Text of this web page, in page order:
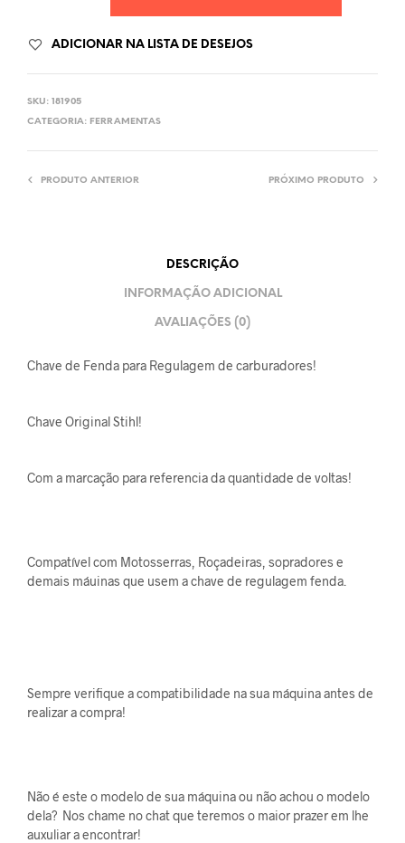
ADICIONAR NA LISTA DE DESEJOS
SKU: 181905
CATEGORIA: FERRAMENTAS
PRODUTO ANTERIOR PRÓXIMO PRODUTO
DESCRIÇÃO
INFORMAÇÃO ADICIONAL
AVALIAÇÕES (0)
Chave de Fenda para Regulagem de carburadores!
Chave Original Stihl!
Com a marcação para referencia da quantidade de voltas!
Compatível com Motosserras, Roçadeiras, sopradores e
demais máuinas que usem a chave de regulagem fenda.
Sempre verifique a compatibilidade na sua máquina antes de
realizar a compra!
Não é este o modelo de sua máquina ou não achou o modelo
dela? Nos chame no chat que teremos o maior prazer em lhe
auxuliar a encontrar!